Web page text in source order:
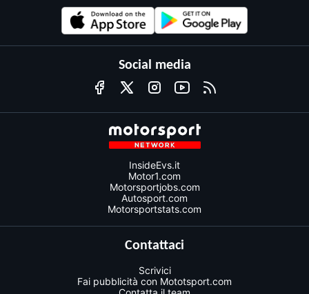
Social media
InsideEvs.it
Motor1.com
Motorsportjobs.com
Autosport.com
Motorsportstats.com
Contattaci
Scrivici
Fai pubblicità con Mototsport.com